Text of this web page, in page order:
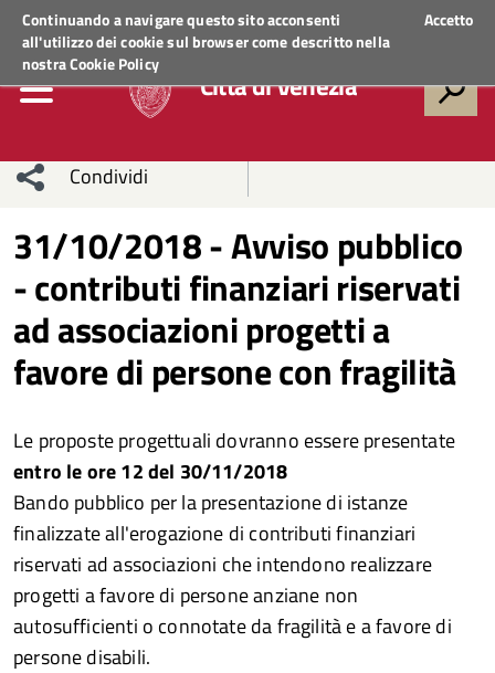
Continuando a navigare questo sito acconsenti
all'utilizzo dei cookie sul browser come descritto nella
nostraCookie Policy
Accetto
Regione VenetoACCEDI AI SERVIZI
Città di Venezia
Condividi
sui social
network
Condividi
Condividi
su
Facebook
Condividi
su
Twitter
Condividi
su
Facebook
Condividi
su
Whatsapp
31/10/2018 - Avviso pubblico
- contributi finanziari riservati
ad associazioni progetti a
favore di persone con fragilità
Le proposte progettuali dovranno essere presentate
entro le ore 12 del 30/11/2018
Bando pubblico per la presentazione di istanze
finalizzate all'erogazione di contributi finanziari
riservati ad associazioni che intendono realizzare
progetti a favore di persone anziane non
autosufficienti o connotate da fragilità e a favore di
persone disabili.